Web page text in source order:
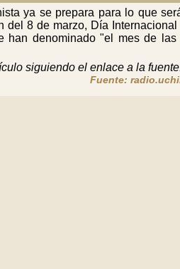
ya se prepara para lo que
del 8 de marzo, Día
han denominado "el mes de
siguiendo el enlace a la
Fuente: